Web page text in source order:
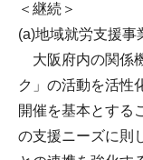
＜継続＞
(a)地域就労支援事
大阪府内の関係
ク」の活動を活性
開催を基本とする
の支援ニーズに則